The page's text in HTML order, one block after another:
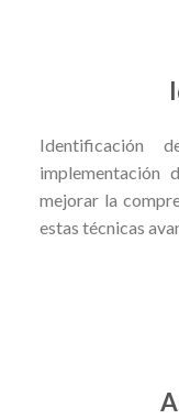
Identificación
mejorar la
estas técnicas